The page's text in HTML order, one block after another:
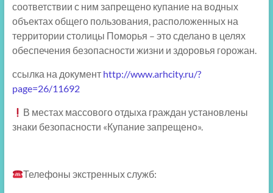
соответствии с ним запрещено купание на водных
объектах общего пользования, расположенных на
территории столицы Поморья – это сделано в целях
обеспечения безопасности жизни и здоровья горожан.
ссылка на документ http://www.arhcity.ru/?
page=26/11692
В местах массового отдыха граждан установлены
знаки безопасности «Купание запрещено».
Телефоны экстренных служб: